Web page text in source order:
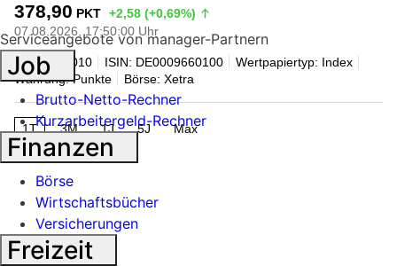
378,90 PKT +2,58 (+0,69%)
07.08.2026, 17:50:00 Uhr
WKN: 966010 ISIN: DE0009660100
Wertpapiertyp: Index
Währung: Punkte
Börse: Xetra
1T 3M 1J 5J Max
Serviceangebote von manager-Partnern
Job
Brutto-Netto-Rechner
Kurzarbeitergeld-Rechner
Finanzen
Börse
Wirtschaftsbücher
Versicherungen
Freizeit